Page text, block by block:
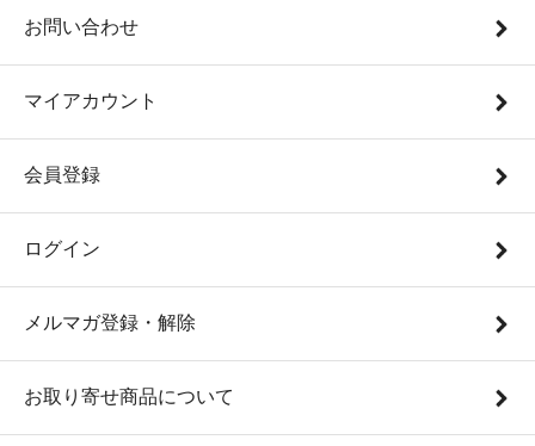
お問い合わせ
マイアカウント
会員登録
ログイン
メルマガ登録・解除
お取り寄せ商品について